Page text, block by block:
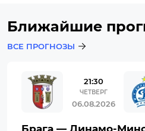
Ближайшие
ВСЕ ПРОГНОЗЫ
21:30
ЧЕТВЕРГ
06.08.2026